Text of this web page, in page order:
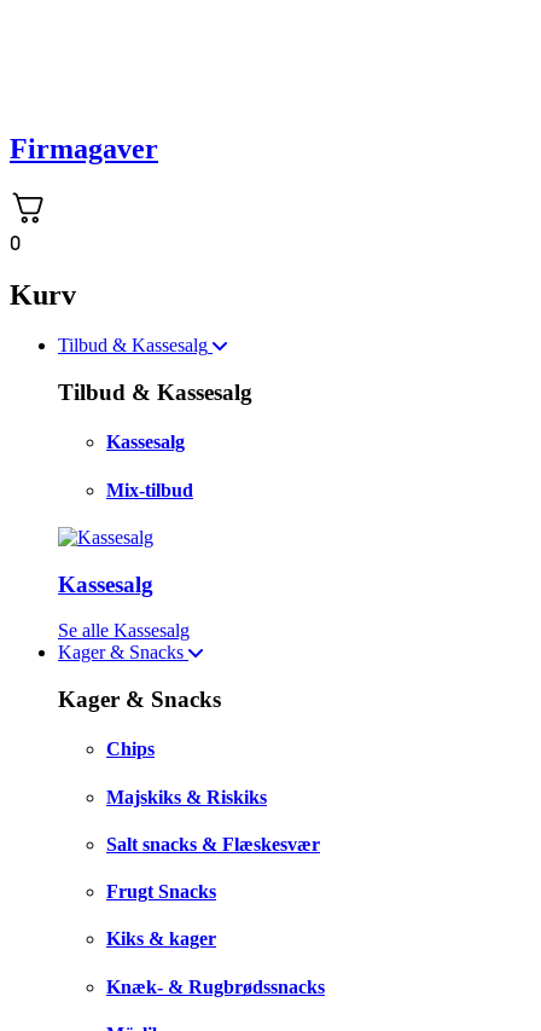
Firmagaver
0
Kurv
Tilbud & Kassesalg
Tilbud & Kassesalg
Kassesalg
Mix-tilbud
Kassesalg
Se alle Kassesalg
Kager & Snacks
Kager & Snacks
Chips
Majskiks & Riskiks
Salt snacks & Flæskesvær
Frugt Snacks
Kiks & kager
Knæk- & Rugbrødssnacks